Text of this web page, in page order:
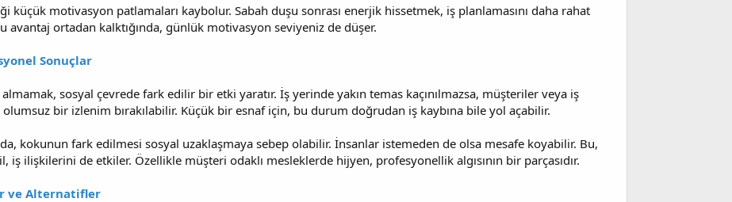
küçük motivasyon patlamaları kaybolur. Sabah duşu sonrası enerjik hissetmek, iş planlamasını daha rahat
avantaj ortadan kalktığında, günlük motivasyon seviyeniz de düşer.
Sonuçlar
sosyal çevrede fark edilir bir etki yaratır. İş yerinde yakın temas kaçınılmazsa, müşteriler veya iş
olumsuz bir izlenim bırakılabilir. Küçük bir esnaf için, bu durum doğrudan iş kaybına bile yol açabilir.
kokunun fark edilmesi sosyal uzaklaşmaya sebep olabilir. İnsanlar istemeden de olsa mesafe koyabilir. Bu,
iş ilişkilerini de etkiler. Özellikle müşteri odaklı mesleklerde hijyen, profesyonellik algısının bir parçasıdır.
ve Alternatifler